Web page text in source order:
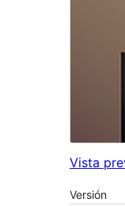
Vista
Versión